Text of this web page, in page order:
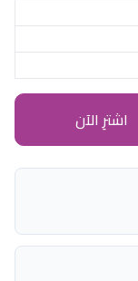
اشترِ الآن